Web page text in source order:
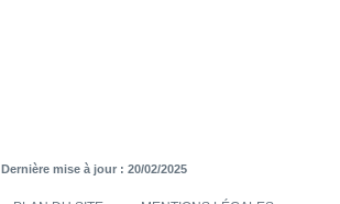
Dernière mise à jour : 20/02/2025